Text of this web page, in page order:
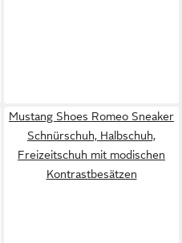
Mustang Shoes Romeo Sneaker
Schnürschuh, Halbschuh,
Freizeitschuh mit modischen
Kontrastbesätzen